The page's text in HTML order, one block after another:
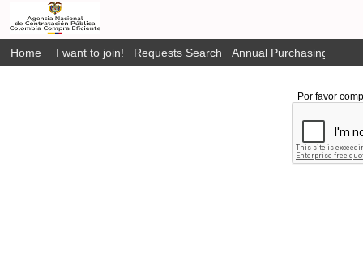
Home I want to join! Requests Search Annual Purchasing Plan
Por favor